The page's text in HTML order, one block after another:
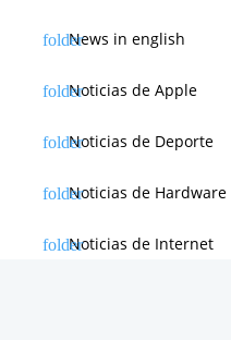
News in english
Noticias de Apple
Noticias de Deporte
Noticias de Hardware
Noticias de Internet